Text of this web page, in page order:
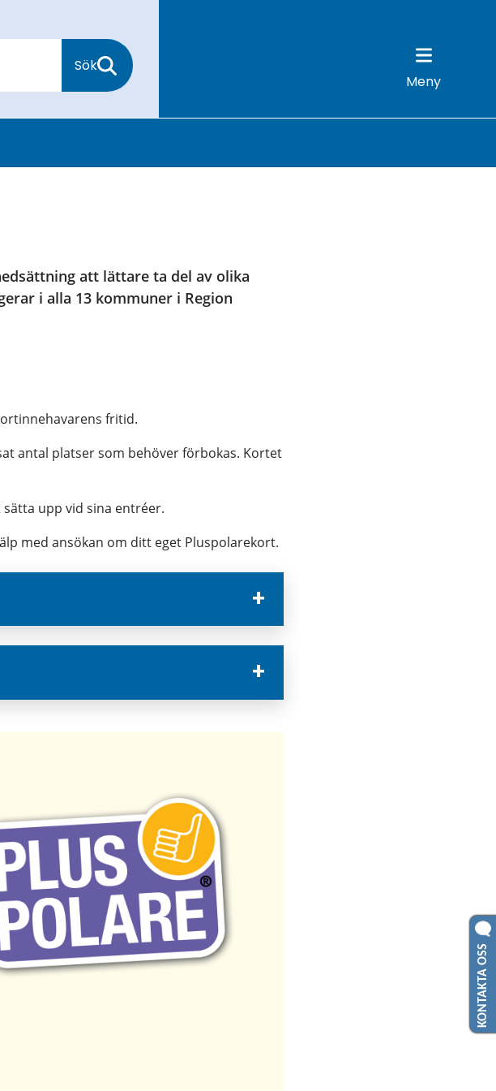
Sök
Meny
att lättare ta del av olika
i alla 13 kommuner i Region
webbplats.
fritid.
antal platser som behöver förbokas. Kortet
upp vid sina entréer.
med ansökan om ditt eget Pluspolarekort.
KONTAKTA OSS